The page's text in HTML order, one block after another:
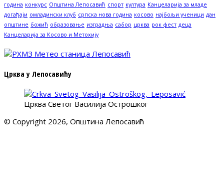
година конкурс Општина Лепосавић спорт култура Канцеларија за младе
догађаји омладински клуб српска нова година косово најбољи ученици дан
општине божић образовање изградња сабор црква рок фест деца
Канцеларија за Косово и Метохију
Црква у Лепосавићу
Црква Светог Василија Острошког
© Copyright 2026, Општина Лепосавић